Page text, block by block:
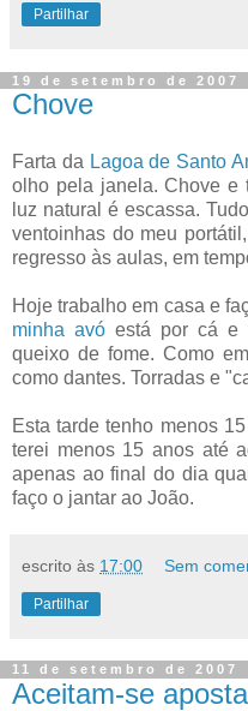
Partilhar
19 de setembro de 2007
Chove
Farta da Lagoa de Santo
olho pela janela. Chove e
luz natural é escassa.
ventoinhas do meu
regresso às aulas, em
Hoje trabalho em casa e
minha avó está por cá e
queixo de fome. Como
como dantes. Torradas e
Esta tarde tenho menos
terei menos 15 anos até
apenas ao final do dia
faço o jantar ao João.
escrito às 17:00 Sem
Partilhar
11 de setembro de 2007
Aceitam-se